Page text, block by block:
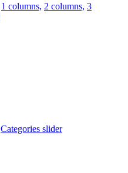
1 columns, 2 columns, 3
Categories slider